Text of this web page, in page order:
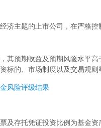
济主题的上市公司，在严格
其预期收益及预期风险水平
标的、市场制度以及交易规
风险评级结果
及存托凭证投资比例为基金